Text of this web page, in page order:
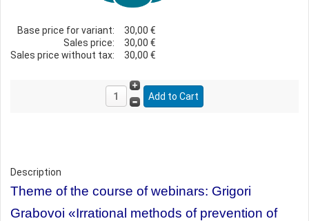
Base price for variant:
30,00 €
Sales price:
30,00 €
Sales price without tax:
30,00 €
Description
Theme of the course of webinars: Grigori
Grabovoi «Irrational methods of prevention of